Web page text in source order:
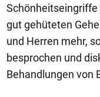
Schönheitseingriffe
gut gehüteten
und Herren mehr,
besprochen und
Behandlungen von